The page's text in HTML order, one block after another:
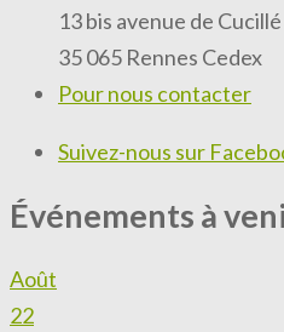
13 bis avenue de Cucillé
35 065 Rennes Cedex
Pour nous contacter
Suivez-nous sur
Événements à
Août
22